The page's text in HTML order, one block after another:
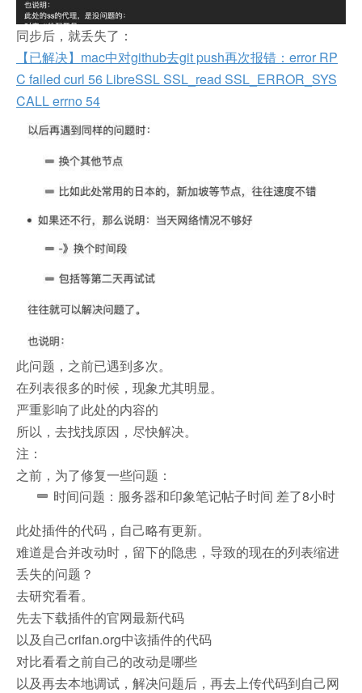
同步后，就丢失了：
【已解决】mac中对github去git push再次报错：error RP
C failed curl 56 LibreSSL SSL_read SSL_ERROR_SYS
CALL errno 54
此问题，之前已遇到多次。
在列表很多的时候，现象尤其明显。
严重影响了此处的内容的
所以，去找找原因，尽快解决。
注：
之前，为了修复一些问题：
时间问题：服务器和印象笔记帖子时间 差了8小时
此处插件的代码，自己略有更新。
难道是合并改动时，留下的隐患，导致的现在的列表缩进
丢失的问题？
去研究看看。
先去下载插件的官网最新代码
以及自己crifan.org中该插件的代码
对比看看之前自己的改动是哪些
以及再去本地调试，解决问题后，再去上传代码到自己网